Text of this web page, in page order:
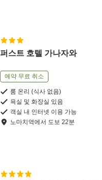
퍼스트 호텔 가나자와
예약 무료 취소
룸 온리 (식사 없음)
욕실 및 화장실 있음
객실 내 인터넷 이용 가능
노마치역에서 도보 22분